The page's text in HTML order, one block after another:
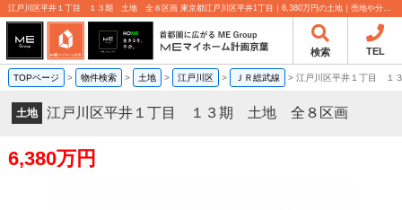
江戸川区平井１丁目 １３期 土地 全８区画 東京都江戸川区平井1丁目｜6,380万円の土地｜売地や分譲地情報｜MEマイホーム計画京葉株式会社
検索 TEL
TOPページ > 物件検索 > 土地 > 江戸川区 > ＪＲ総武線 > 江戸川区平井１丁目
土地 江戸川区平井１丁目 １３期 土地 全８区画
6,380万円